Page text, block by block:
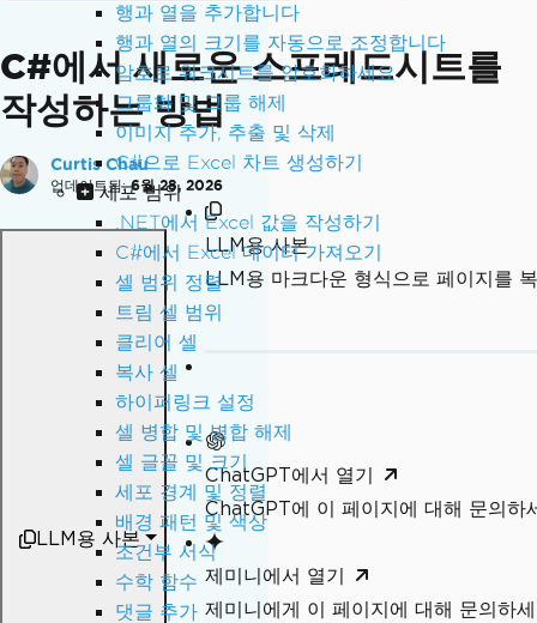
행과 열을 추가합니다
행과 열의 크기를 자동으로 조정합니다
암호로 워크시트를 암호화하세요
그룹화 및 그룹 해제
이미지 추가, 추출 및 삭제
C#으로 Excel 차트 생성하기
세포 범위
.NET에서 Excel 값을 작성하기
C#에서 Excel 데이터 가져오기
셀 범위 정렬
트림 셀 범위
클리어 셀
복사 셀
하이퍼링크 설정
셀 병합 및 병합 해제
셀 글꼴 및 크기
세포 경계 및 정렬
배경 패턴 및 색상
조건부 서식
수학 함수
댓글 추가
C#에서 새로운 스프레드시트를
작성하는 방법
Curtis Chau
업데이트됨: 6월 28, 2026
LLM용 사본
LLM용 사본
LLM용 마크다운 형식으로 페이지를
ChatGPT에서 열기
ChatGPT에 이 페이지에 대해 문의하
제미니에서 열기
제미니에게 이 페이지에 대해 문의하